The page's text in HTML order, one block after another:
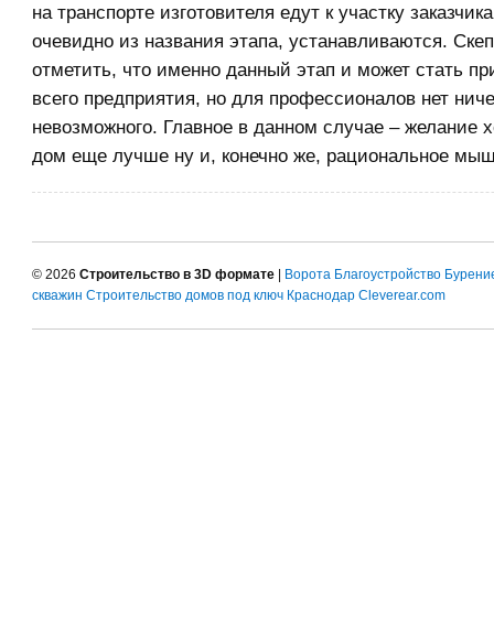
на транспорте изготовителя едут к участку
очевидно из названия этапа, устанавливаются.
отметить, что именно данный этап и может стать
всего предприятия, но для профессионалов нет
невозможного. Главное в данном случае – желание
дом еще лучше ну и, конечно же, рациональное
© 2026 Строительство в 3D формате | Ворота Благоустройство
скважин Строительство домов под ключ Краснодар Cleverear.com